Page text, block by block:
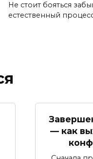
Не стоит бояться
естественный
— как